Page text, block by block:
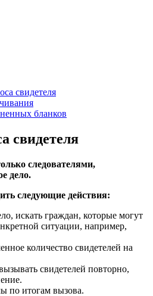
свидетеля
бланков
свидетеля
следователями,
дело.
следующие действия:
искать граждан, которые могут
ситуации, например,
количество свидетелей на
свидетелей повторно,
по итогам вызова.